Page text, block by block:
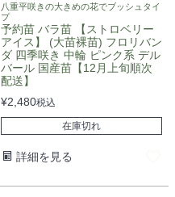
八重平咲きの大きめの花でブッシュタイ
プ
予約苗 バラ苗 【ストロベリー
アイス】 (大苗裸苗) フロリバン
ダ 四季咲き 中輪 ピンク系 デル
バール 国産苗【12月上旬順次
配送】
¥2,480税込
在庫切れ
詳細を見る